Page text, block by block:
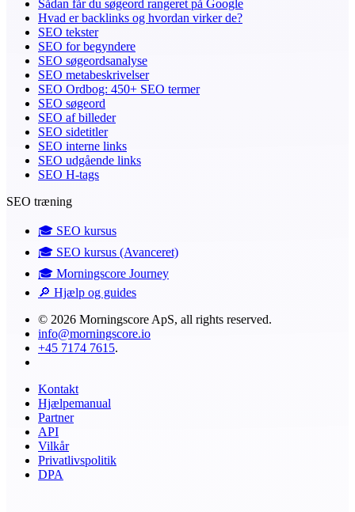
Sådan får du søgeord rangeret på Google
Hvad er backlinks og hvordan virker de?
SEO tekster
SEO for begyndere
SEO søgeordsanalyse
SEO metabeskrivelser
SEO Ordbog: 450+ SEO termer
SEO søgeord
SEO af billeder
SEO sidetitler
SEO interne links
SEO udgående links
SEO H-tags
SEO træning
🎓️ SEO kursus
🎓️ SEO kursus (Avanceret)
🎓 Morningscore Journey
🔎 Hjælp og guides
© 2026 Morningscore ApS, all rights reserved.
info@morningscore.io
+45 7174 7615.
Kontakt
Hjælpemanual
Partner
API
Vilkår
Privatlivspolitik
DPA